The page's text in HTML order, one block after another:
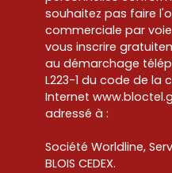
souhaitez pas faire
commerciale par
vous inscrire
au démarchage
L223-1 du code de la
Internet
adressé à :
Société Worldline,
BLOIS CEDEX.